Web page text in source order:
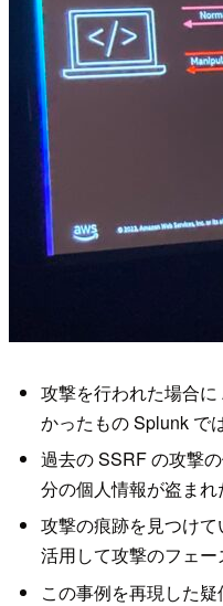
攻撃を行われた場合
かったもの Splunk で
過去の SSRF の攻撃
分の個人情報が盗まれ
攻撃の痕跡を見つけ
活用して攻撃のフェー
この事例を再現した